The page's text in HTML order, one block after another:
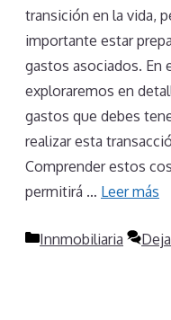
transición en la vida,
importante estar
gastos asociados. En
exploraremos en
gastos que debes
realizar esta
Comprender estos
permitirá … Leer más
Categorías
Innmobiliaria